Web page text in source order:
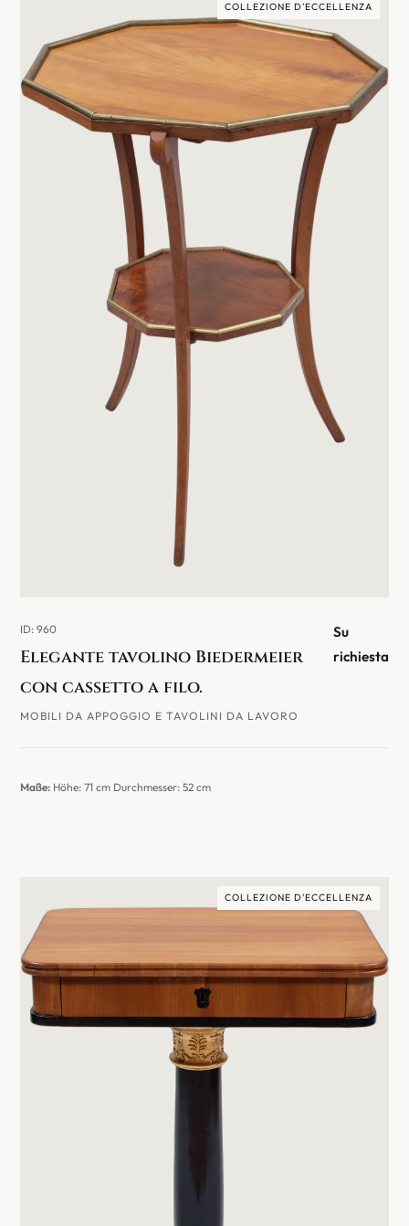
COLLEZIONE D'ECCELLENZA
ID: 960
Elegante tavolino Biedermeier
con cassetto a filo.
MOBILI DA APPOGGIO E TAVOLINI DA LAVORO
Su
richiesta
Maße: Höhe: 71 cm Durchmesser: 52 cm
COLLEZIONE D'ECCELLENZA